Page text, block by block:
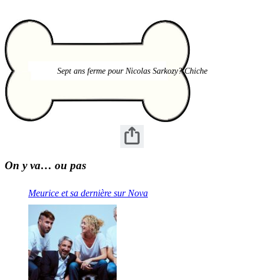
Sept ans ferme pour Nicolas Sarkozy? Chiche
On y va… ou pas
Meurice et sa dernière sur Nova